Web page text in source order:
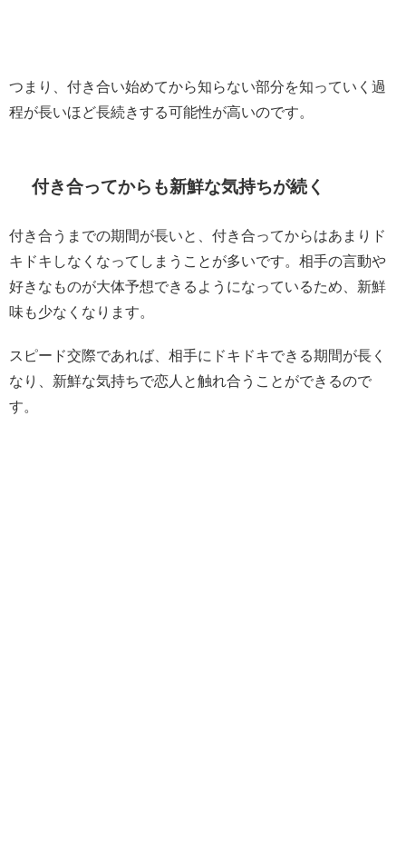
つまり、付き合い始めてから知らない部分を知っていく過
程が長いほど長続きする可能性が高いのです。
付き合ってからも新鮮な気持ちが続く
付き合うまでの期間が長いと、付き合ってからはあまりド
キドキしなくなってしまうことが多いです。相手の言動や
好きなものが大体予想できるようになっているため、新鮮
味も少なくなります。
スピード交際であれば、相手にドキドキできる期間が長く
なり、新鮮な気持ちで恋人と触れ合うことができるので
す。